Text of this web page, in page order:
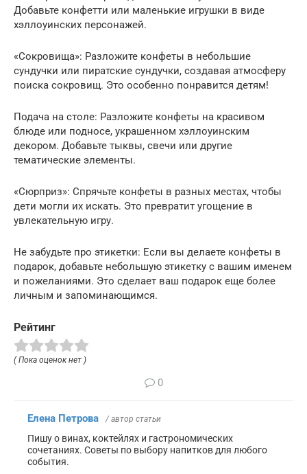
Добавьте конфетти или маленькие игрушки в виде
хэллоуинских персонажей.
«Сокровища»: Разложите конфеты в небольшие
сундучки или пиратские сундучки, создавая атмосферу
поиска сокровищ. Это особенно понравится детям!
Подача на столе: Разложите конфеты на красивом
блюде или подносе, украшенном хэллоуинским
декором. Добавьте тыквы, свечи или другие
тематические элементы.
«Сюрприз»: Спрячьте конфеты в разных местах, чтобы
дети могли их искать. Это превратит угощение в
увлекательную игру.
Не забудьте про этикетки: Если вы делаете конфеты в
подарок, добавьте небольшую этикетку с вашим именем
и пожеланиями. Это сделает ваш подарок еще более
личным и запоминающимся.
Рейтинг
( Пока оценок нет )
0
Елена Петрова / автор статьи
Пишу о винах, коктейлях и гастрономических
сочетаниях. Советы по выбору напитков для любого
события.